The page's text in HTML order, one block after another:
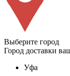
Выберите город
Город доставки
Уфа